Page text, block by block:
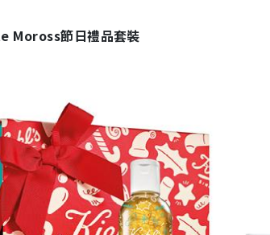
節日禮品套裝